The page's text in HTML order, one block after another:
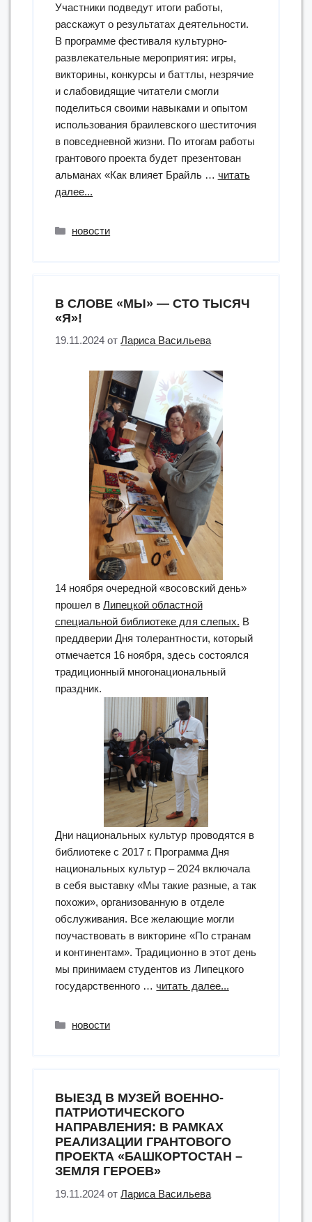
Участники подведут итоги работы,
расскажут о результатах деятельности.
В программе фестиваля культурно-
развлекательные мероприятия: игры,
викторины, конкурсы и баттлы, незрячие
и слабовидящие читатели смогли
поделиться своими навыками и опытом
использования браилевского шеститочия
в повседневной жизни. По итогам работы
грантового проекта будет презентован
альманах «Как влияет Брайль … читать
далее...
«БрайльФест»”
Рубрики
новости
В СЛОВЕ «МЫ» — СТО ТЫСЯЧ
«Я»!
19.11.2024 отЛариса Васильева
14 ноября очередной «восовский день»
прошел вЛипецкой областной
специальной библиотеке для слепых. В
преддверии Дня толерантности, который
отмечается 16 ноября, здесь состоялся
традиционный многонациональный
праздник.
Дни национальных культур проводятся в
библиотеке с 2017 г. Программа Дня
национальных культур – 2024 включала
в себя выставку «Мы такие разные, а так
похожи», организованную в отделе
обслуживания. Все желающие могли
поучаствовать в викторине «По странам
и континентам». Традиционно в этот день
мы принимаем студентов из Липецкого
государственного …читать далее...
Рубрики
новости
ВЫЕЗД В МУЗЕЙ ВОЕННО-
ПАТРИОТИЧЕСКОГО
НАПРАВЛЕНИЯ: В РАМКАХ
РЕАЛИЗАЦИИ ГРАНТОВОГО
ПРОЕКТА «БАШКОРТОСТАН –
ЗЕМЛЯ ГЕРОЕВ»
19.11.2024 отЛариса Васильева